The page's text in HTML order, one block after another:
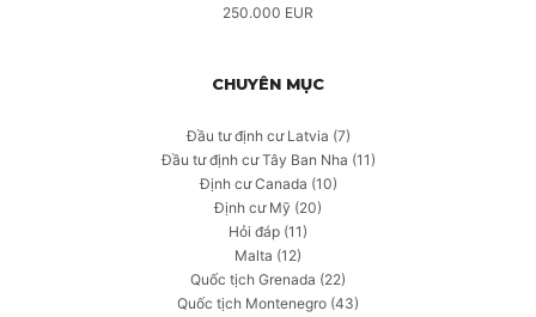
250.000 EUR
CHUYÊN MỤC
Đầu tư định cư Latvia (7)
Đầu tư định cư Tây Ban Nha (11)
Định cư Canada (10)
Định cư Mỹ (20)
Hỏi đáp (11)
Malta (12)
Quốc tịch Grenada (22)
Quốc tịch Montenegro (43)